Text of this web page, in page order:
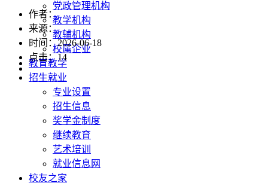
党政管理机构
教学机构
教辅机构
校属企业
教育教学
招生就业
专业设置
招生信息
奖学金制度
继续教育
艺术培训
就业信息网
校友之家
作者：
来源：
时间：2026-06-18
点击： 14